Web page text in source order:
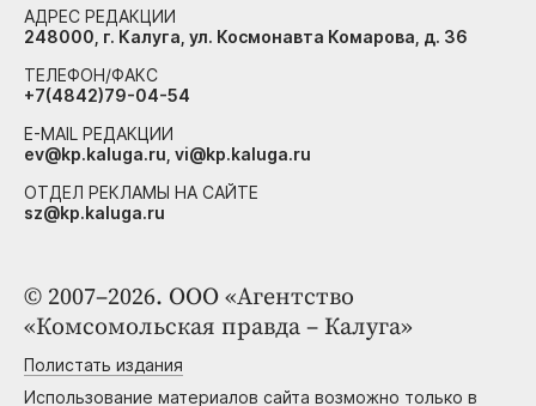
© 2007–2026. ООО «Агентство
«Комсомольская правда – Калуга»
Полистать издания
Использование материалов сайта возможно только в
АДРЕС РЕДАКЦИИ
248000, г. Калуга, ул. Космонавта Комарова, д. 36
ТЕЛЕФОН/ФАКС
+7(4842)79-04-54
E-MAIL РЕДАКЦИИ
ev@kp.kaluga.ru, vi@kp.kaluga.ru
ОТДЕЛ РЕКЛАМЫ НА САЙТЕ
sz@kp.kaluga.ru